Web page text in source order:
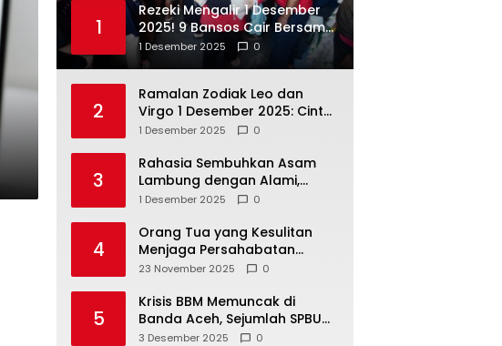
1
Rezeki Mengalir 1 Desember
2025! 9 Bansos Cair Bersama:
PKH, BPNT, dan KKS Mandiri
Double
1 Desember 2025 0
2
Ramalan Zodiak Leo dan
Virgo 1 Desember 2025: Cinta,
Karir, Kesehatan, dan
1 Desember 2025 0
3
Rahasia Sembuhkan Asam
Lambung dengan Alami,
Nomor 4 Disalahpahami
1 Desember 2025 0
4
Orang Tua yang Kesulitan
Menjaga Persahabatan
Biasanya Lakukan 8 Hal Ini
23 November 2025 0
5
Krisis BBM Memuncak di
Banda Aceh, Sejumlah SPBU
Tutup Total
3 Desember 2025 0